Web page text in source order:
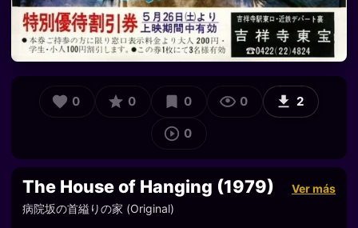
0 0 0 0 2
0
The House of Hanging (1979)
Ver más
病院坂の首縊りの家 (Original)